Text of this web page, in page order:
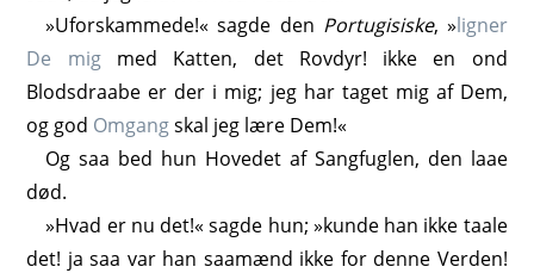
»Uforskammede!« sagde den Portugisiske, »ligner
De migmed Katten, det Rovdyr! ikke en ond
Blodsdraabe er der i mig; jeg har taget mig af Dem,
og god Omgangskal jeg lære Dem!«
Og saa bed hun Hovedet af Sangfuglen, den laae
død.
»Hvad er nu det!« sagde hun; »kunde han ikke taale
det! ja saa var han saamænd ikke for denne Verden!